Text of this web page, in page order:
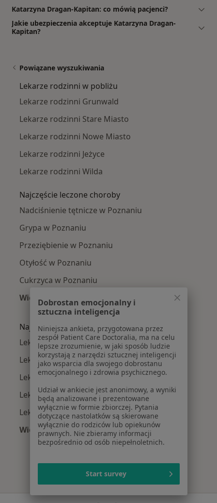
Katarzyna Dragan-Kapitan: co mówią pacjenci?
Jakie ubezpieczenia akceptuje Katarzyna Dragan-
Kapitan?
Powiązane wyszukiwania
Lekarze rodzinni w pobliżu
Lekarze rodzinni Grunwald
Lekarze rodzinni Stare Miasto
Lekarze rodzinni Nowe Miasto
Lekarze rodzinni Jeżyce
Lekarze rodzinni Wilda
Najczęście leczone choroby
Nadciśnienie tętnicze w Poznaniu
Grypa w Poznaniu
Przeziębienie w Poznaniu
Otyłość w Poznaniu
Cukrzyca w Poznaniu
Więcej (15)
Więcej w kategorii: Najczęście leczone
Najpopularniejsze ubezpieczenia
Lekarze rodzinni z Allianz w Poznaniu
Lekarze rodzinni z PZU Zdrowie w Poznaniu
Lekarze rodzinni z Enel-med w Poznaniu
Lekarze rodzinni z NFZ w Poznaniu
Lekarze rodzinni z TELEMEDI w Poznaniu
Więcej (9)
Więcej w kategorii: Najpopularniejsze
Dobrostan emocjonalny i
sztuczna inteligencja
Niniejsza ankieta, przygotowana przez
zespół Patient Care Doctoralia, ma na celu
lepsze zrozumienie, w jaki sposób ludzie
korzystają z narzędzi sztucznej inteligencji
jako wsparcia dla swojego dobrostanu
emocjonalnego i zdrowia psychicznego.
Udział w ankiecie jest anonimowy, a wyniki
będą analizowane i prezentowane
wyłącznie w formie zbiorczej. Pytania
dotyczące nastolatków są skierowane
wyłącznie do rodziców lub opiekunów
prawnych. Nie zbieramy informacji
bezpośrednio od osób niepełnoletnich.
Start survey